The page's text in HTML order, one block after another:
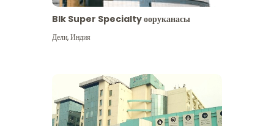
Blk Super Specialty ооруканасы
Дели,Индия